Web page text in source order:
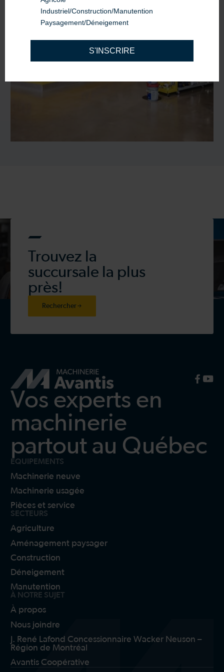
Trouvez la
succursale la plus
près!
Rechercher
Vos experts en
machinerie
partout au Québec
ÉQUIPEMENTS
Machinerie neuve
Machinerie usagée
Pièces et service
SECTEURS
Agriculture
Aménagement paysager
Construction
Déneigement
Manutention
À NOTRE SUJET
À propos
Nous joindre
J. René Lafond Concessionnaire Wacker Neuson –
Région de Montréal
Avantis Coopérative
Industriel/Construction/Manutention
Paysagement/Déneigement
S'INSCRIRE